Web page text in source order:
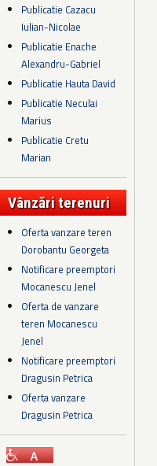
Publicatie Cazacu
Iulian-Nicolae
Publicatie Enache
Alexandru-Gabriel
Publicatie Hauta David
Publicatie Neculai
Marius
Publicatie Cretu
Marian
Vânzări terenuri
Oferta vanzare teren
Dorobantu Georgeta
Notificare preemptori
Mocanescu Jenel
Oferta de vanzare
teren Mocanescu
Jenel
Notificare preemptori
Dragusin Petrica
Oferta vanzare
Dragusin Petrica